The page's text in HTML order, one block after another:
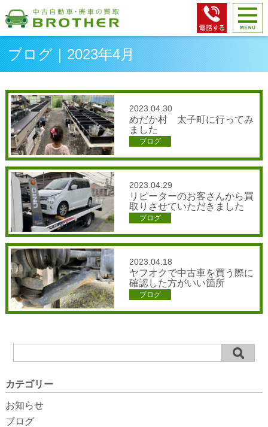
ブログ｜2023年4月
2023.04.30
めだか村 太子町に行ってみ
ました
ブログ
2023.04.29
リピーターのお客さんから買
取りさせていただきました
ブログ
2023.04.18
ヤフオクで中古車を買う際に
確認した方がいい箇所
ブログ
カテゴリー
お知らせ
ブログ